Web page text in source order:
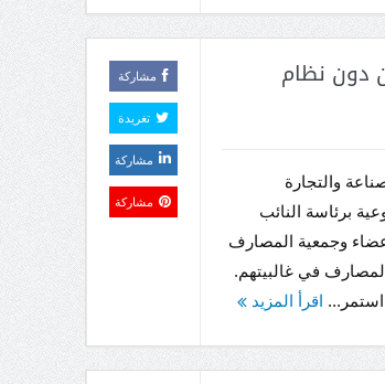
دون نظام
والتجارة
برئاسة النائب
وجمعية المصارف
في غالبيتهم.
اقرأ المزيد
مشاركة
تغريدة
مشاركة
مشاركة